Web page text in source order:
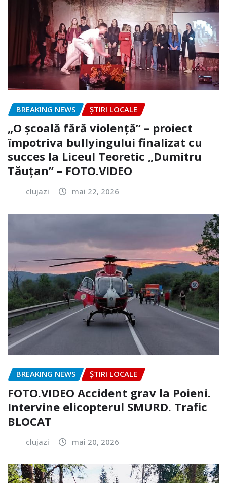
BREAKING NEWS ȘTIRI LOCALE
„O școală fără violență” – proiect
împotriva bullyingului finalizat cu
succes la Liceul Teoretic „Dumitru
Tăuțan” – FOTO.VIDEO
clujazi mai 22, 2026
BREAKING NEWS ȘTIRI LOCALE
FOTO.VIDEO Accident grav la Poieni.
Intervine elicopterul SMURD. Trafic
BLOCAT
clujazi mai 20, 2026